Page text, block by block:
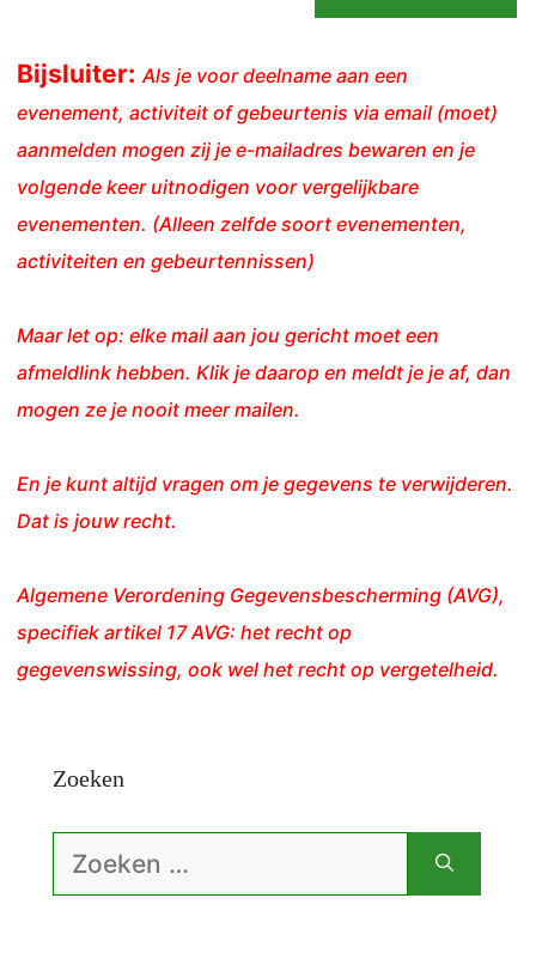
Bijsluiter: Als je voor deelname aan een
evenement, activiteit of gebeurtenis via email (moet)
aanmelden mogen zij je e-mailadres bewaren en je
volgende keer uitnodigen voor vergelijkbare
evenementen. (Alleen zelfde soort evenementen,
activiteiten en gebeurtennissen)
Maar let op: elke mail aan jou gericht moet een
afmeldlink hebben. Klik je daarop en meldt je je af, dan
mogen ze je nooit meer mailen.
En je kunt altijd vragen om je gegevens te verwijderen.
Dat is jouw recht.
Algemene Verordening Gegevensbescherming (AVG),
specifiek artikel 17 AVG: het recht op
gegevenswissing, ook wel het recht op vergetelheid.
Zoeken
Zoek